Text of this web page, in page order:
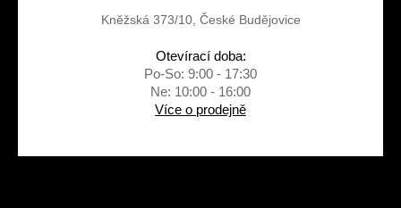
Kněžská 373/10, České Budějovice
Otevírací doba:
Po-So: 9:00 - 17:30
Ne: 10:00 - 16:00
Více o prodejně